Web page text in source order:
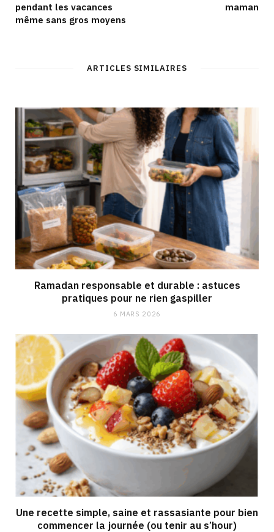
pendant les vacances
même sans gros moyens
maman
ARTICLES SIMILAIRES
Ramadan responsable et durable : astuces
pratiques pour ne rien gaspiller
6 MARS 2026
Une recette simple, saine et rassasiante pour bien
commencer la journée (ou tenir au s’hour)